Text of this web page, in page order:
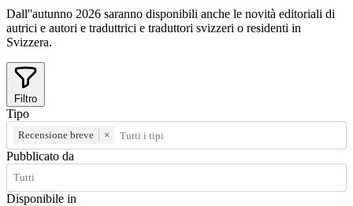
Dall''autunno 2026 saranno disponibili anche le novità editoriali di
autrici e autori e traduttrici e traduttori svizzeri o residenti in
Svizzera.
Filtro
Tipo
Recensione breve ×
Pubblicato da
Disponibile in